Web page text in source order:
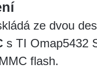
ze dvou
s TI Omap5432
flash.